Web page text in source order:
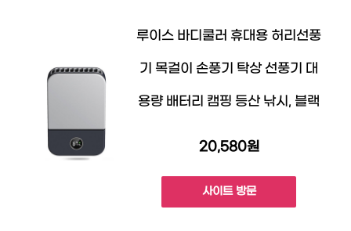
루이스 바디쿨러 휴대용 허리선풍
기 목걸이 손풍기 탁상 선풍기 대
용량 배터리 캠핑 등산 낚시, 블랙
20,580원
사이트 방문